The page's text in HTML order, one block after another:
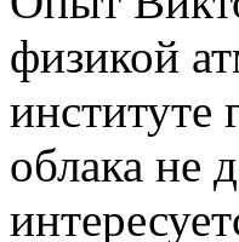
физикой
институте
облака не